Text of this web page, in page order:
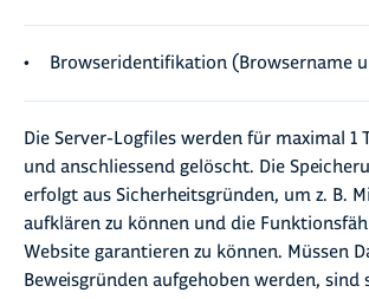
Browseridentifikation (Browsername
Die Server-Logfiles werden für maximal 1
und anschliessend gelöscht. Die
erfolgt aus Sicherheitsgründen, um z. B.
aufklären zu können und die
Website garantieren zu können. Müssen
Beweisgründen aufgehoben werden, sind